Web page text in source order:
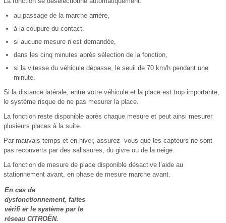
au passage de la marche arrière,
à la coupure du contact,
si aucune mesure n’est demandée,
dans les cinq minutes après sélection de la fonction,
si la vitesse du véhicule dépasse, le seuil de 70 km/h pendant une
minute.
Si la distance latérale, entre votre véhicule et la place est trop importante,
le système risque de ne pas mesurer la place.
La fonction reste disponible après chaque mesure et peut ainsi mesurer
plusieurs places à la suite.
Par mauvais temps et en hiver, assurez- vous que les capteurs ne sont
pas recouverts par des salissures, du givre ou de la neige.
La fonction de mesure de place disponible désactive l’aide au
stationnement avant, en phase de mesure marche avant.
En cas de
dysfonctionnement, faites
vérifi er le système par le
réseau CITROËN.